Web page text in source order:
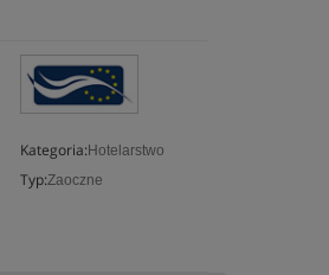
Kategoria: Hotelarstwo
Typ:Zaoczne